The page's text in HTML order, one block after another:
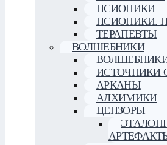
ПСИОНИКИ
ПСИОНИКИ.
ТЕРАПЕВТЫ
ВОЛШЕБНИКИ
ИСТОЧНИКИ
АРКАНЫ
АЛХИМИКИ
ЦЕНЗОРЫ